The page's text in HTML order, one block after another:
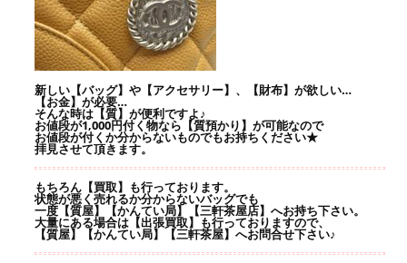
新しい【バッグ】や【アクセサリー】、【財布】が欲しい…
【お金】が必要…
そんな時は【質】が便利ですよ♪
お値段が1,000円付く物なら【質預かり】が可能なので
お値段が付くか分からないものでもお持ちください★
拝見させて頂きます。
もちろん【買取】も行っております。
状態が悪く売れるか分からないバッグでも
一度【質屋】【かんてい局】【三軒茶屋店】へお持ち下さい。
大量にある場合は【出張買取】も行っておりますので、
【質屋】【かんてい局】【三軒茶屋】へお問合せ下さい♪